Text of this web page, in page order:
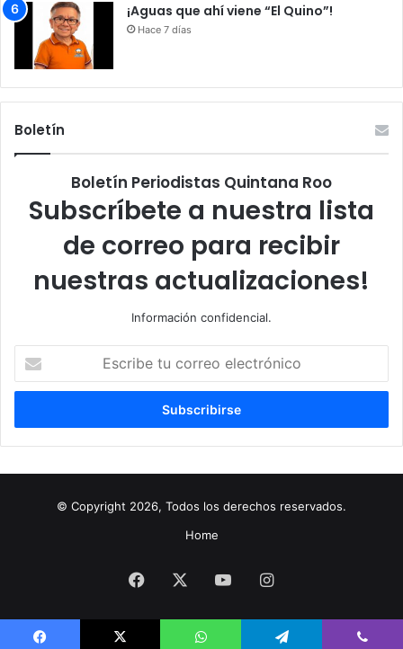
¡Aguas que ahí viene “El Quino”!
Hace 7 días
Boletín
Boletín Periodistas Quintana Roo
Subscríbete a nuestra lista
de correo para recibir
nuestras actualizaciones!
Información confidencial.
correo
© Copyright 2026, Todos los derechos reservados.
Home
Facebook YouTubeInstagram